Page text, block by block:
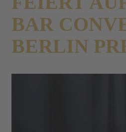
BAR
BERLIN